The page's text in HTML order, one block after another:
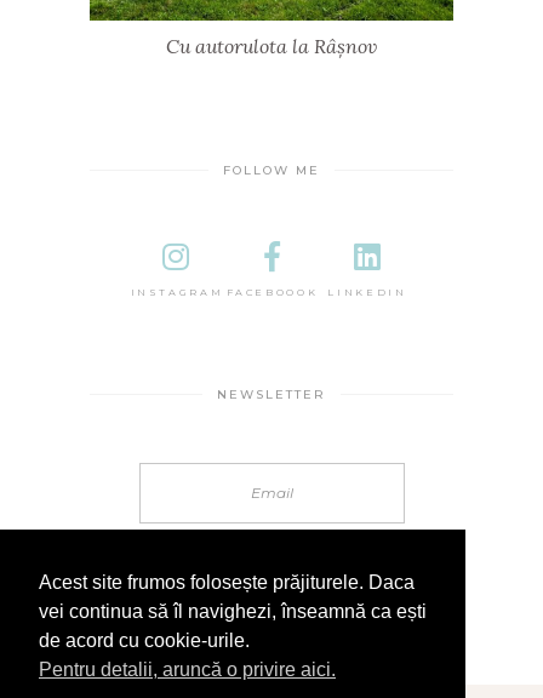
Cu autorulota la Râșnov
FOLLOW ME
INSTAGRAM FACEBOOOK LINKEDIN
NEWSLETTER
Acest site frumos folosește prăjiturele. Daca
vei continua să îl navighezi, înseamnă ca ești
de acord cu cookie-urile.
Pentru detalii, aruncă o privire aici.